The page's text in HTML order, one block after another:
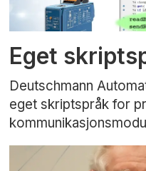
Eget
Deutschmann
eget skriptspråk for